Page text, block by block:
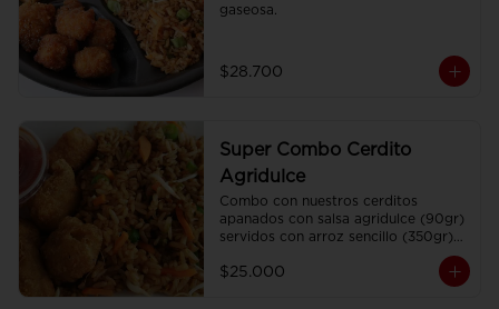
gaseosa.
$28.700
Super Combo Cerdito
Agridulce
Combo con nuestros cerditos
apanados con salsa agridulce (90gr)
servidos con arroz sencillo (350gr)
$25.000